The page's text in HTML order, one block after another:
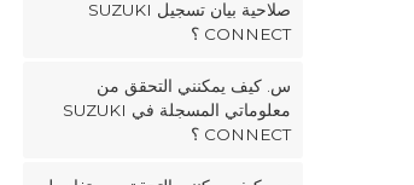
صلاحية بيان تسجيل SUZUKI
CONNECT ؟
س. كيف يمكنني التحقق من
معلوماتي المسجلة في SUZUKI
CONNECT ؟